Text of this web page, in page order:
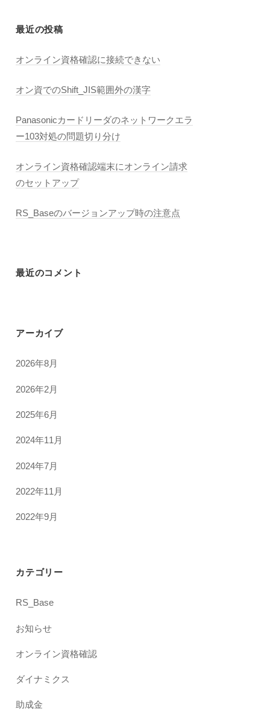
最近の投稿
オンライン資格確認に接続できない
オン資でのShift_JIS範囲外の漢字
Panasonicカードリーダのネットワークエラ
ー103対処の問題切り分け
オンライン資格確認端末にオンライン請求
のセットアップ
RS_Baseのバージョンアップ時の注意点
最近のコメント
アーカイブ
2026年8月
2026年2月
2025年6月
2024年11月
2024年7月
2022年11月
2022年9月
カテゴリー
RS_Base
お知らせ
オンライン資格確認
ダイナミクス
助成金